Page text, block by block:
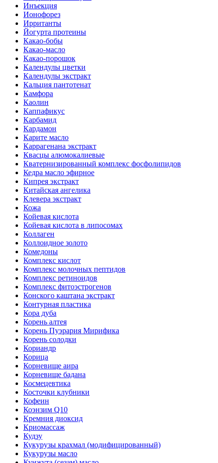
Инъекция
Ионофорез
Ирританты
Йогурта протеины
Какао-бобы
Какао-масло
Какао-порошок
Календулы цветки
Календулы экстракт
Кальция пантотенат
Камфора
Каолин
Каппафикус
Карбамид
Кардамон
Карите масло
Каррагенана экстракт
Квасцы алюмокалиевые
Кватернизированный комплекс фосфолипидов
Кедра масло эфирное
Кипрея экстракт
Китайская ангелика
Клевера экстракт
Кожа
Койевая кислота
Койевая кислота в липосомах
Коллаген
Коллоидное золото
Комедоны
Комплекс кислот
Комплекс молочных пептидов
Комплекс ретиноидов
Комплекс фитоэстрогенов
Конского каштана экстракт
Контурная пластика
Кора дуба
Корень алтея
Корень Пуэрария Мирифика
Корень солодки
Кориандр
Корица
Корневище аира
Корневище бадана
Космецевтика
Косточки клубники
Кофеин
Коэнзим Q10
Кремния диоксид
Криомассаж
Кудзу
Кукурузы крахмал (модифицированный)
Кукурузы масло